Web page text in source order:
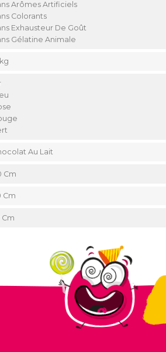
Arômes Artificiels
Colorants
Exhausteur De Goût
Gélatine Animale
Au Lait
Cm
Cm
Cm